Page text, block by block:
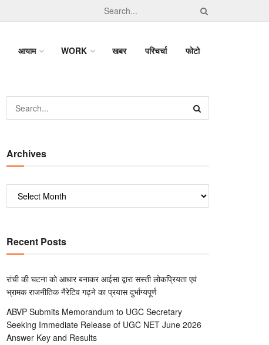
आयाम WORK खबर परिचर्चा फोटो
Archives
Recent Posts
रांची की घटना को आधार बनाकर आईसा द्वारा सस्ती लोकप्रियता एवं
भ्रामक राजनीतिक नैरेटिव गढ़ने का प्रयास दुर्भाग्यपूर्ण
ABVP Submits Memorandum to UGC Secretary
Seeking Immediate Release of UGC NET June 2026
Answer Key and Results